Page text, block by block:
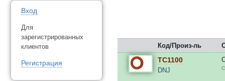
Вход
Для
зарегистрированных
клиентов
Регистрация
Код/Произ-ль
TC1100
DNJ